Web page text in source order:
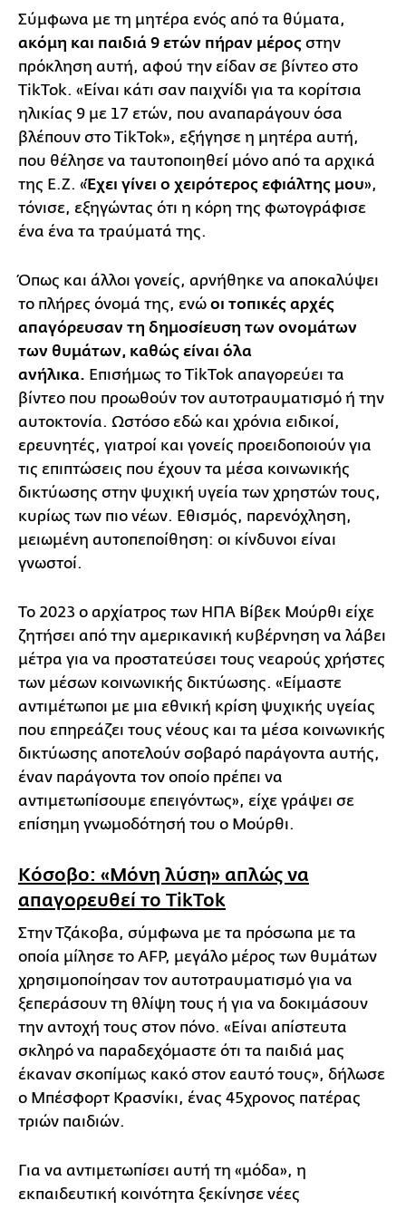
Σύμφωνα με τη μητέρα ενός από τα θύματα,
ακόμη και παιδιά 9 ετών πήραν μέρος στην
πρόκληση αυτή, αφού την είδαν σε βίντεο στο
TikTok. «Είναι κάτι σαν παιχνίδι για τα κορίτσια
ηλικίας 9 με 17 ετών, που αναπαράγουν όσα
βλέπουν στο TikTok», εξήγησε η μητέρα αυτή,
που θέλησε να ταυτοποιηθεί μόνο από τα αρχικά
της Ε.Ζ. «Έχει γίνει ο χειρότερος εφιάλτης μου»,
τόνισε, εξηγώντας ότι η κόρη της φωτογράφισε
ένα ένα τα τραύματά της.
Όπως και άλλοι γονείς, αρνήθηκε να αποκαλύψει
το πλήρες όνομά της, ενώ οι τοπικές αρχές
απαγόρευσαν τη δημοσίευση των ονομάτων
των θυμάτων, καθώς είναι όλα
ανήλικα. Επισήμως το TikTok απαγορεύει τα
βίντεο που προωθούν τον αυτοτραυματισμό ή την
αυτοκτονία. Ωστόσο εδώ και χρόνια ειδικοί,
ερευνητές, γιατροί και γονείς προειδοποιούν για
τις επιπτώσεις που έχουν τα μέσα κοινωνικής
δικτύωσης στην ψυχική υγεία των χρηστών τους,
κυρίως των πιο νέων. Εθισμός, παρενόχληση,
μειωμένη αυτοπεποίθηση: οι κίνδυνοι είναι
γνωστοί.
Το 2023 ο αρχίατρος των ΗΠΑ Βίβεκ Μούρθι είχε
ζητήσει από την αμερικανική κυβέρνηση να λάβει
μέτρα για να προστατεύσει τους νεαρούς χρήστες
των μέσων κοινωνικής δικτύωσης. «Είμαστε
αντιμέτωποι με μια εθνική κρίση ψυχικής υγείας
που επηρεάζει τους νέους και τα μέσα κοινωνικής
δικτύωσης αποτελούν σοβαρό παράγοντα αυτής,
έναν παράγοντα τον οποίο πρέπει να
αντιμετωπίσουμε επειγόντως», είχε γράψει σε
επίσημη γνωμοδότησή του ο Μούρθι.
Κόσοβο: «Μόνη λύση» απλώς να
απαγορευθεί το TikTok
Στην Τζάκοβα, σύμφωνα με τα πρόσωπα με τα
οποία μίλησε το AFP, μεγάλο μέρος των θυμάτων
χρησιμοποίησαν τον αυτοτραυματισμό για να
ξεπεράσουν τη θλίψη τους ή για να δοκιμάσουν
την αντοχή τους στον πόνο. «Είναι απίστευτα
σκληρό να παραδεχόμαστε ότι τα παιδιά μας
έκαναν σκοπίμως κακό στον εαυτό τους», δήλωσε
ο Μπέσφορτ Κρασνίκι, ένας 45χρονος πατέρας
τριών παιδιών.
Για να αντιμετωπίσει αυτή τη «μόδα», η
εκπαιδευτική κοινότητα ξεκίνησε νέες